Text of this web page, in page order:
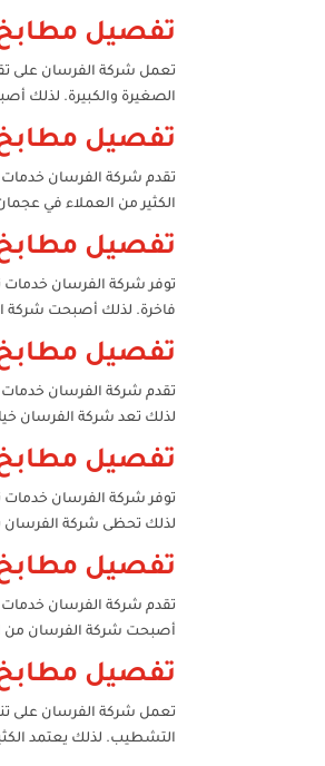
تفصيل
تعمل شركة الفرسان على
الصغيرة والكبيرة. لذلك
تفصيل
تقدم شركة الفرسان
الكثير من العملاء في
تفصيل
توفر شركة الفرسان
فاخرة. لذلك أصبحت شركة
تفصيل
تقدم شركة الفرسان
لذلك تعد شركة الفرسان
تفصيل
توفر شركة الفرسان
لذلك تحظى شركة
تفصيل
تقدم شركة الفرسان
أصبحت شركة الفرسان من
تفصيل مطابخ
تعمل شركة الفرسان على
التشطيب. لذلك يعتمد